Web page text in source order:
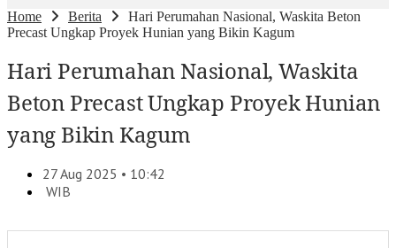
Home Berita
Hari Perumahan Nasional, Waskita Beton
Precast Ungkap Proyek Hunian yang Bikin Kagum
Hari Perumahan Nasional, Waskita
Beton Precast Ungkap Proyek Hunian
yang Bikin Kagum
27 Aug 2025 • 10:42
WIB